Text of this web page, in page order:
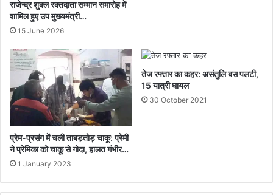
राजेन्द्र शुक्ल रक्तदाता सम्मान समारोह में
शामिल हुए उप मुख्यमंत्री…
15 June 2026
प्रेम-प्रसंग में चली ताबड़तोड़ चाकू: प्रेमी
ने प्रेमिका को चाकू से गोदा, हालत गंभीर…
1 January 2023
तेज रफ्तार का कहर: असंतुलि बस पलटी,
15 यात्री घायल
30 October 2021